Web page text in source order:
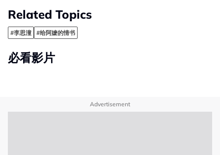
Related Topics
#李思潼 #给阿嬷的情书
必看影片
Advertisement